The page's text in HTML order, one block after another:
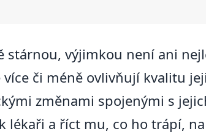
stárnou, výjimkou není ani
či méně ovlivňují kvalitu
změnami spojenými s
lékaři a říct mu, co ho trápí,